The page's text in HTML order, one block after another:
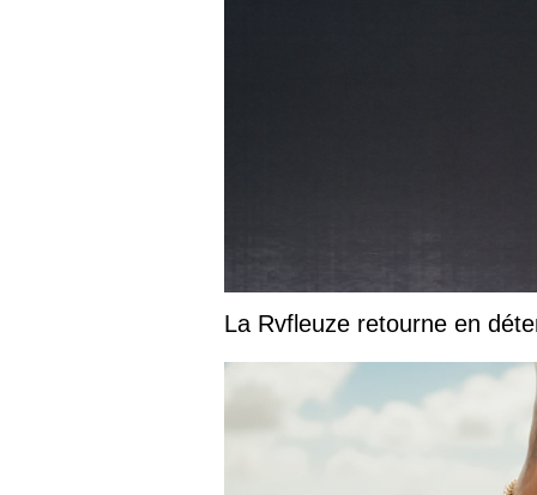
La Rvfleuze retourne en